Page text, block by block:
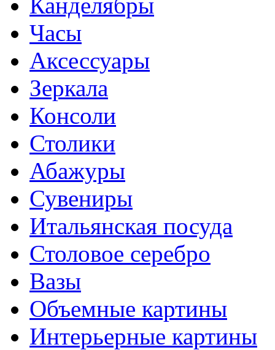
Часы
Аксессуары
Зеркала
Консоли
Столики
Абажуры
Сувениры
Итальянская посуда
Столовое серебро
Вазы
Объемные картины
Интерьерные картины